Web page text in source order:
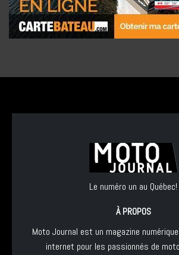
Le numéro un au Québec!
À PROPOS
Moto Journal est un magazine
internet pour les passionnés de